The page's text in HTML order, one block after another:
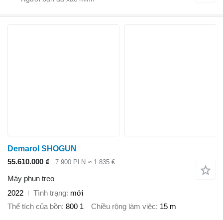
Demarol SHOGUN
55.610.000 ₫
7.900 PLN ≈ 1.835 €
Máy phun treo
2022
Tình trạng mới
Thể tích của bồn 800 1 Chiều rộng làm việc 15 m